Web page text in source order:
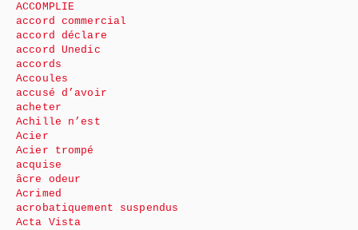
ACCOMPLIE
accord commercial
accord déclare
accord Unedic
accords
Accoules
accusé d’avoir
acheter
Achille n’est
Acier
Acier trompé
acquise
âcre odeur
Acrimed
acrobatiquement suspendus
Acta Vista